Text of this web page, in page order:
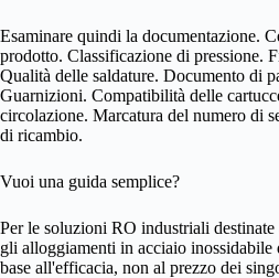
Esaminare quindi la documentazione.
prodotto. Classificazione di pressione.
Qualità delle saldature. Documento di
Guarnizioni. Compatibilità delle
circolazione. Marcatura del numero di
di ricambio.
Vuoi una guida semplice?
Per le soluzioni RO industriali destinate
gli alloggiamenti in acciaio inossidabile
base all'efficacia, non al prezzo dei